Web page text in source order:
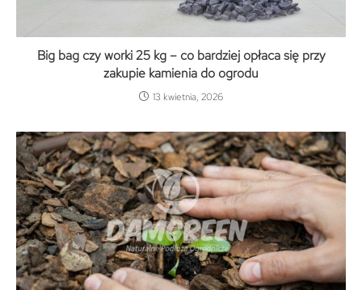
Big bag czy worki 25 kg – co bardziej opłaca się przy
zakupie kamienia do ogrodu
13 kwietnia, 2026